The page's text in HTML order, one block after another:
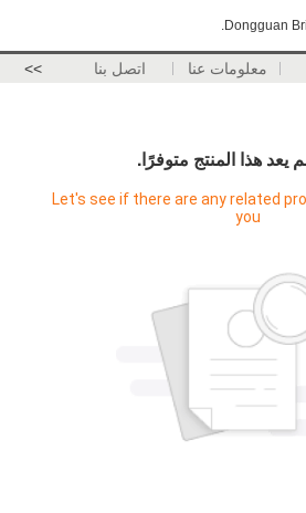
Dongguan
معلومات عنا اتصل بنا >>
هذا المنتج متوفرًا.
Let's see if there are any related
you